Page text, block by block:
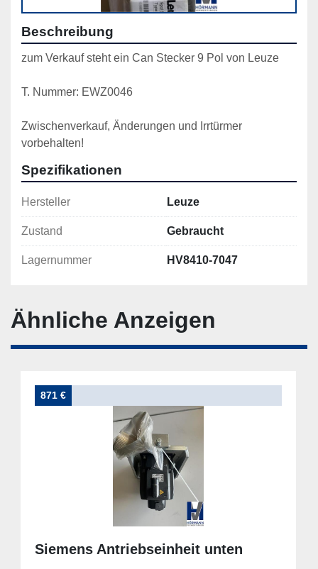
Beschreibung
zum Verkauf steht ein Can Stecker 9 Pol von Leuze
T. Nummer: EWZ0046
Zwischenverkauf, Änderungen und Irrtürmer
vorbehalten!
Spezifikationen
Hersteller Leuze
Zustand Gebraucht
Lagernummer HV8410-7047
Ähnliche Anzeigen
871 €
Siemens Antriebseinheit unten